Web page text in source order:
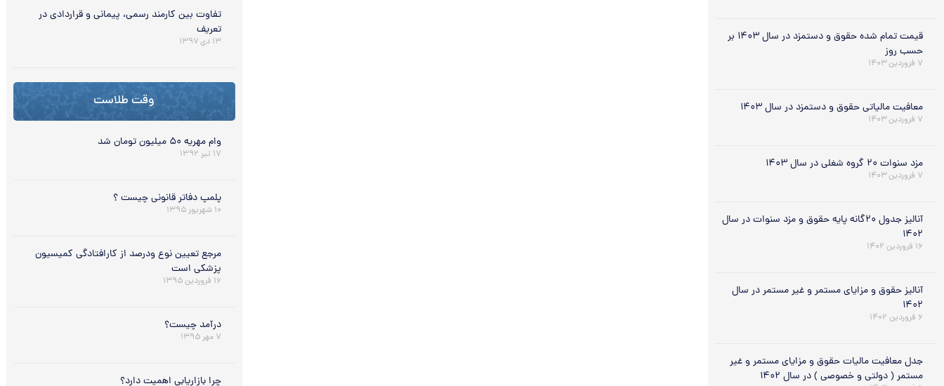
قیمت تمام شده حقوق و دستمزد در سال ۱۴۰۳ بر
حسب روز
۷ فروردین ۱۴۰۳
معافیت مالیاتی حقوق و دستمزد در سال ۱۴۰۳
۷ فروردین ۱۴۰۳
مزد سنوات ۲۰ گروه شغلی در سال ۱۴۰۳
۷ فروردین ۱۴۰۳
آنالیز جدول ۲۰گانه پایه حقوق و مزد سنوات در سال
۱۴۰۲
۱۶ فروردین ۱۴۰۲
آنالیز حقوق و مزایای مستمر و غیر مستمر در سال
۱۴۰۲
۶ فروردین ۱۴۰۲
جدل معافیت مالیات حقوق و مزایای مستمر و غیر
مستمر ( دولتی و خصوصی ) در سال ۱۴۰۲
تفاوت بین کارمند رسمی، پیمانی و قراردادی در
تعریف
۱۳ دی ۱۳۹۷
وقت طلاست
وام مهریه ۵۰ میلیون تومان شد
۱۷ تیر ۱۳۹۲
پلمپ دفاتر قانونی چیست ؟
۱۰ شهریور ۱۳۹۵
مرجع تعیین نوع ودرصد از کارافتادگی کمیسیون
پزشکی است
۱۶ فروردین ۱۳۹۵
درآمد چیست؟
۷ مهر ۱۳۹۵
چرا بازاریابی اهمیت دارد؟